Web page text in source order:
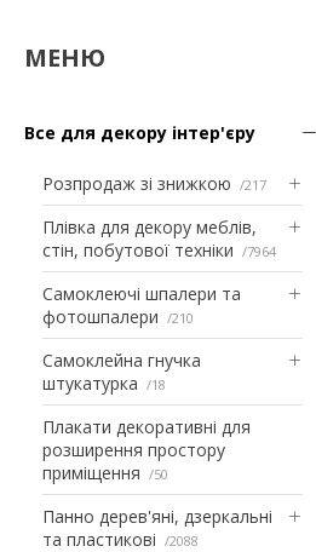
Все для декору інтер'єру
Розпродаж зі знижкою 217
Плівка для декору меблів,
стін, побутової техніки
7964
Самоклеючі шпалери та
фотошпалери
210
Самоклейна гнучка
штукатурка
18
Плакати декоративні для
розширення простору
приміщення
50
Панно дерев'яні, дзеркальні
та пластикові
2088